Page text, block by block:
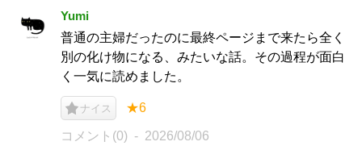
Yumi
普通の主婦だったのに最終ページまで来たら全く
別の化け物になる、みたいな話。その過程が面白
く一気に読めました。
ナイス ★6
コメント(0) 2026/08/06